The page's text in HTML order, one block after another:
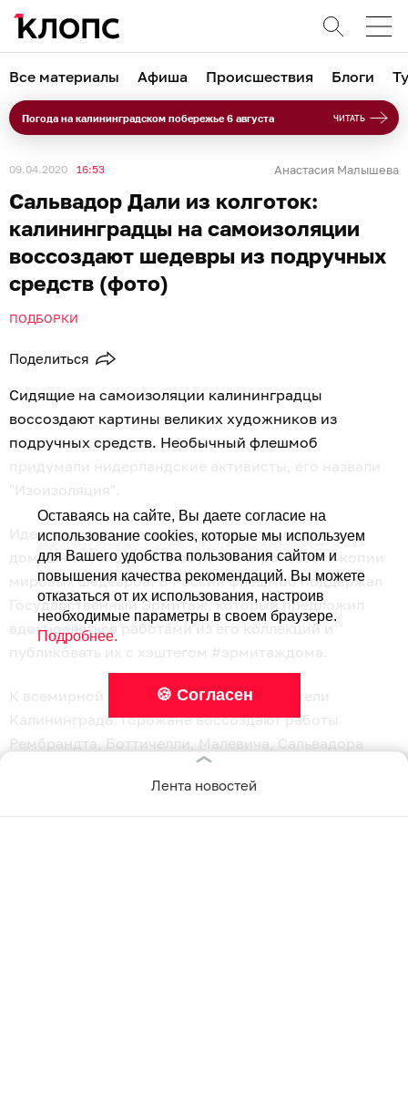
Оставаясь на сайте, Вы даете согласие на
использование cookies, которые мы используем
для Вашего удобства пользования сайтом и
повышения качества рекомендаций. Вы можете
отказаться от их использования, настроив
необходимые параметры в своем браузере.
Подробнее.
🍪 Согласен
Лента новостей
Все материалы Афиша Происшествия Блоги
Погода на калининградском побережье 6 августа ЧИТАТЬ
09.04.2020 16:53 Анастасия Малышева
Сальвадор Дали из колготок:
калининградцы на самоизоляции
воссоздают шедевры из подручных
средств (фото)
ПОДБОРКИ
Поделиться
Сидящие на самоизоляции калининградцы
воссоздают картины великих художников из
подручных средств. Необычный флешмоб
придумали нидерландские активисты, его назвали
"Изоизоляция".
Идея простая — пока музеи закрыты, люди в
домашних условиях пробуют воспроизвести копии
мировых шедевров. В России флешмоб поддержал
Государственный Эрмитаж, который предложил
вдохновляться работами из его коллекций и
публиковать их с хэштегом #эрмитаждома.
К всемирной акции подключились и жители
Калининграда. Горожане воссоздают работы
Рембрандта, Боттичелли, Малевича, Сальвадора
Дали и других художников. Материалы при этом
используются самые разные — от покрывал и
плюшевых игрушек до колготок, иголок, ваты и